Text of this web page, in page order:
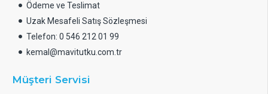
Ödeme ve Teslimat
Uzak Mesafeli Satış Sözleşmesi
Telefon: 0 546 212 01 99
kemal@mavitutku.com.tr
Müşteri Servisi